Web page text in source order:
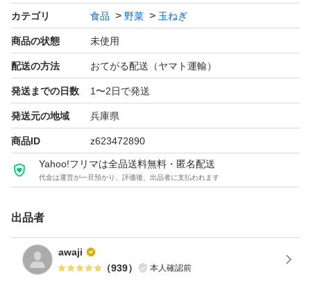
秀品
発送 ヤマト便 匿名発送
日時指定が可能
★乾燥させ、少し土がついた状態で発送しています。
到着後すぐに開封して風通しの良い日陰に保存して下さ
い。
カテゴリ 食品 野菜 玉ねぎ
商品の状態 未使用
配送の方法 おてがる配送（ヤマト運輸）
発送までの日数 1〜2日で発送
発送元の地域 兵庫県
商品ID z623472890
Yahoo!フリマは全品送料無料・匿名配送
代金は運営が一旦預かり、評価後、出品者に支払われます
出品者
awaji
（939） 本人確認前